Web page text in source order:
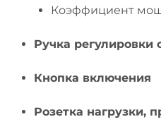
Коэффициент
Ручка регулировки
Кнопка включения
Розетка нагрузки,